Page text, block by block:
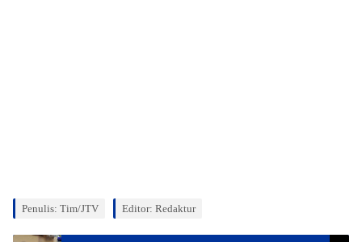
Penulis: Tim/JTV Editor: Redaktur